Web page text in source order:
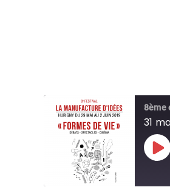
8ème
31
Play